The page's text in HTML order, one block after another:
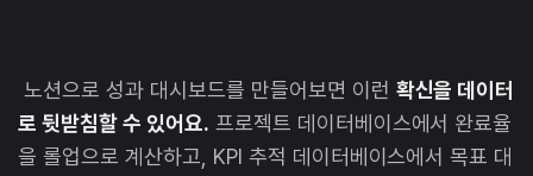
노션으로 성과 대시보드를 만들어보면 이런 확신을 데이터
로 뒷받침할 수 있어요. 프로젝트 데이터베이스에서 완료율
을 롤업으로 계산하고, KPI 추적 데이터베이스에서 목표 대